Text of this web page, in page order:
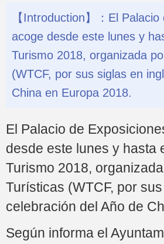
【Introduction】：El
acoge desde este lunes y
Turismo 2018, organizada
(WTCF, por sus siglas en
China en Europa 2018.
El Palacio de
desde este lunes y hasta
Turismo 2018,
Turísticas (WTCF, por
celebración del Año de
Según informa el